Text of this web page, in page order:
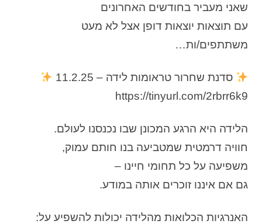
שאני מעביר בחודשים האחרונים
עם תוצאות יוצאות דופן אצל לא מעט
משתתפים/ות…
סדנת שחרור טראומות לידה – 11.2.25
https://tinyurl.com/2rbrr6k9
הלידה היא הרגע המכונן שבו נכנסנו לעולם.
חוויה דרמטית שמטביעה בנו חותם עמוק,
משפיעה על כל תחומי חיינו –
גם אם איננו זוכרים אותה במודע.
האנרגיות הכלואות מהלידה יכולות להשפיע על: